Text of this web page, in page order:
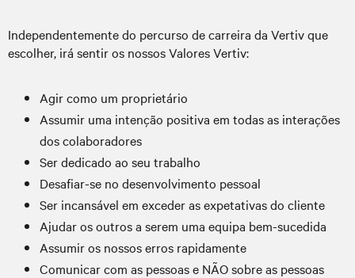
Independentemente do percurso de carreira da Vertiv que
escolher, irá sentir os nossos Valores Vertiv:
Agir como um proprietário
Assumir uma intenção positiva em todas as interações
dos colaboradores
Ser dedicado ao seu trabalho
Desafiar-se no desenvolvimento pessoal
Ser incansável em exceder as expetativas do cliente
Ajudar os outros a serem uma equipa bem-sucedida
Assumir os nossos erros rapidamente
Comunicar com as pessoas e NÃO sobre as pessoas